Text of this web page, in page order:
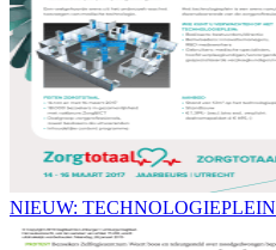
NIEUW: TECHNOLOGIEPLEIN